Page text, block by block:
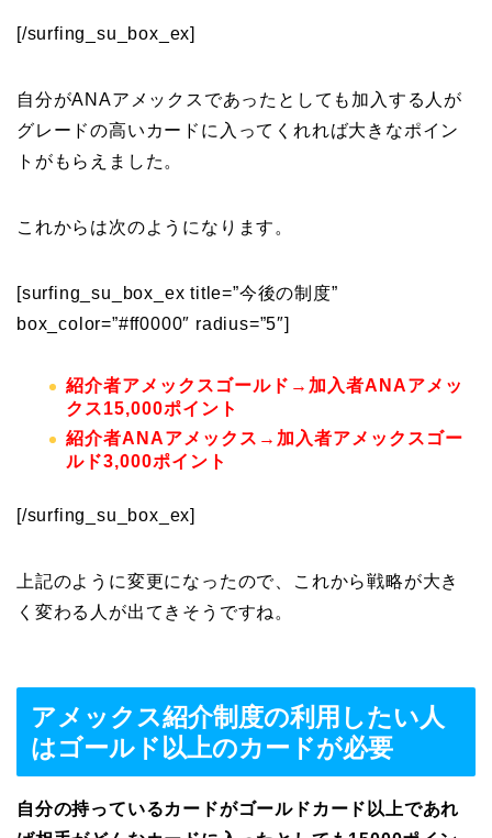
[/surfing_su_box_ex]
自分がANAアメックスであったとしても加入する人が
グレードの高いカードに入ってくれれば大きなポイン
トがもらえました。
これからは次のようになります。
[surfing_su_box_ex title=”今後の制度”
box_color=”#ff0000″ radius=”5″]
紹介者アメックスゴールド→加入者ANAアメッ
クス15,000ポイント
紹介者ANAアメックス→加入者アメックスゴー
ルド3,000ポイント
[/surfing_su_box_ex]
上記のように変更になったので、これから戦略が大き
く変わる人が出てきそうですね。
アメックス紹介制度の利用したい人
はゴールド以上のカードが必要
自分の持っているカードがゴールドカード以上であれ